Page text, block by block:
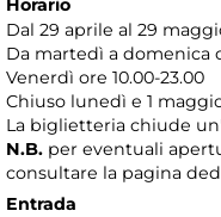
Horario
Dal 29 aprile al 29
Da martedì a domenica
Venerdì ore 10.00-23.00
Chiuso lunedì e 1
La biglietteria chiude
N.B. per eventuali
consultare la pagina
Entrada